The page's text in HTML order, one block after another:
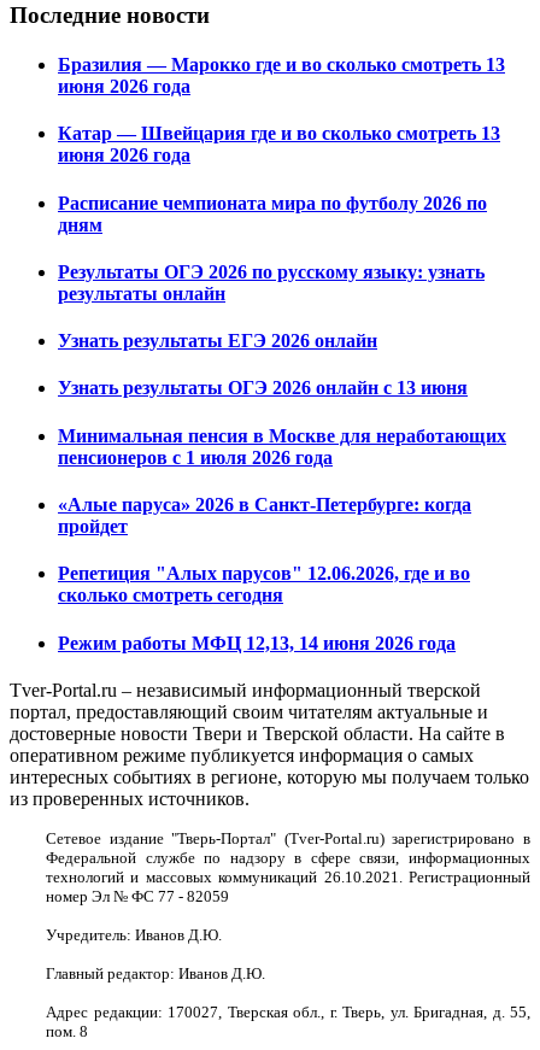
Последние новости
Бразилия — Марокко где и во сколько смотреть 13
июня 2026 года
Катар — Швейцария где и во сколько смотреть 13
июня 2026 года
Расписание чемпионата мира по футболу 2026 по
дням
Результаты ОГЭ 2026 по русскому языку: узнать
результаты онлайн
Узнать результаты ЕГЭ 2026 онлайн
Узнать результаты ОГЭ 2026 онлайн с 13 июня
Минимальная пенсия в Москве для неработающих
пенсионеров с 1 июля 2026 года
«Алые паруса» 2026 в Санкт-Петербурге: когда
пройдет
Репетиция "Алых парусов" 12.06.2026, где и во
сколько смотреть сегодня
Режим работы МФЦ 12,13, 14 июня 2026 года
Tver-Portal.ru – независимый информационный тверской
портал, предоставляющий своим читателям актуальные и
достоверные новости Твери и Тверской области. На сайте в
оперативном режиме публикуется информация о самых
интересных событиях в регионе, которую мы получаем только
из проверенных источников.
Сетевое издание "Тверь-Портал" (Tver-Portal.ru) зарегистрировано в
Федеральной службе по надзору в сфере связи, информационных
технологий и массовых коммуникаций 26.10.2021. Регистрационный
номер Эл № ФС 77 - 82059
Учредитель: Иванов Д.Ю.
Главный редактор: Иванов Д.Ю.
Адрес редакции: 170027, Тверская обл., г. Тверь, ул. Бригадная, д. 55,
пом. 8